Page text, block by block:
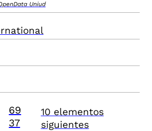
Uniud
69
37
10 elementos
siguientes